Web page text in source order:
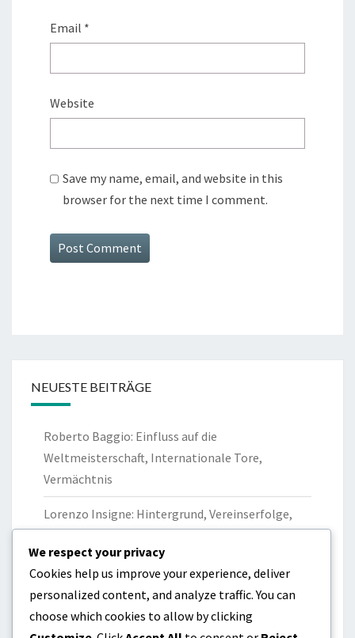
Email *
Website
Save my name, email, and website in this
browser for the next time I comment.
NEUESTE BEITRÄGE
Roberto Baggio: Einfluss auf die
Weltmeisterschaft, Internationale Tore,
Vermächtnis
Lorenzo Insigne: Hintergrund, Vereinserfolge,
Gianluigi Buffon: Weltmeisterschaftssieg,
Internationale Rekorde, Führung
Marco Verratti: Jugendkarriere, Professionelles
We respect your privacy
Cookies help us improve your experience, deliver
personalized content, and analyze traffic. You can
choose which cookies to allow by clicking